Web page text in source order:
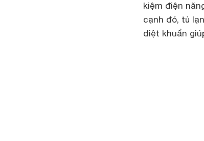
kiệm điện
cạnh đó, tủ
diệt khuẩn